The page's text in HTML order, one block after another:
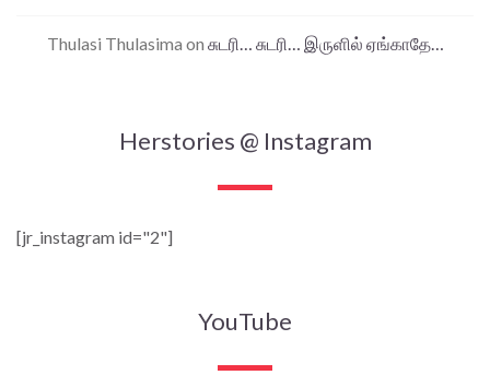
Thulasi Thulasima on சுடரி… சுடரி… இருளில் ஏங்காதே…
Herstories @ Instagram
[jr_instagram id="2"]
YouTube